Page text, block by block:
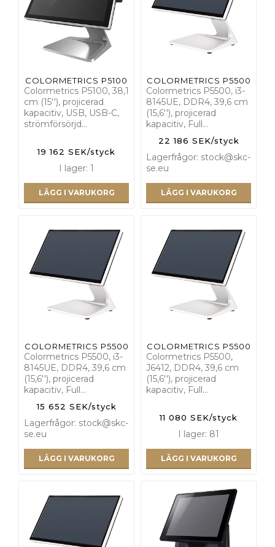
COLORMETRICS P5100
Colormetrics P5100, 38,1
cm (15''), projicerad
kapacitiv, USB, USB-C,
strömförsörjd…
19 162 SEK/styck
I lager: 1
LÄGG I VARUKORG
COLORMETRICS P5500
Colormetrics P5500, i3-
8145UE, DDR4, 39,6 cm
(15,6''), projicerad
kapacitiv, Full…
22 186 SEK/styck
Lagerfrågor: stock@skc-
se.eu
LÄGG I VARUKORG
COLORMETRICS P5500
Colormetrics P5500, i3-
8145UE, DDR4, 39,6 cm
(15,6''), projicerad
kapacitiv, Full…
15 652 SEK/styck
Lagerfrågor: stock@skc-
se.eu
LÄGG I VARUKORG
COLORMETRICS P5500
Colormetrics P5500,
J6412, DDR4, 39,6 cm
(15,6''), projicerad
kapacitiv, Full…
11 080 SEK/styck
I lager: 81
LÄGG I VARUKORG